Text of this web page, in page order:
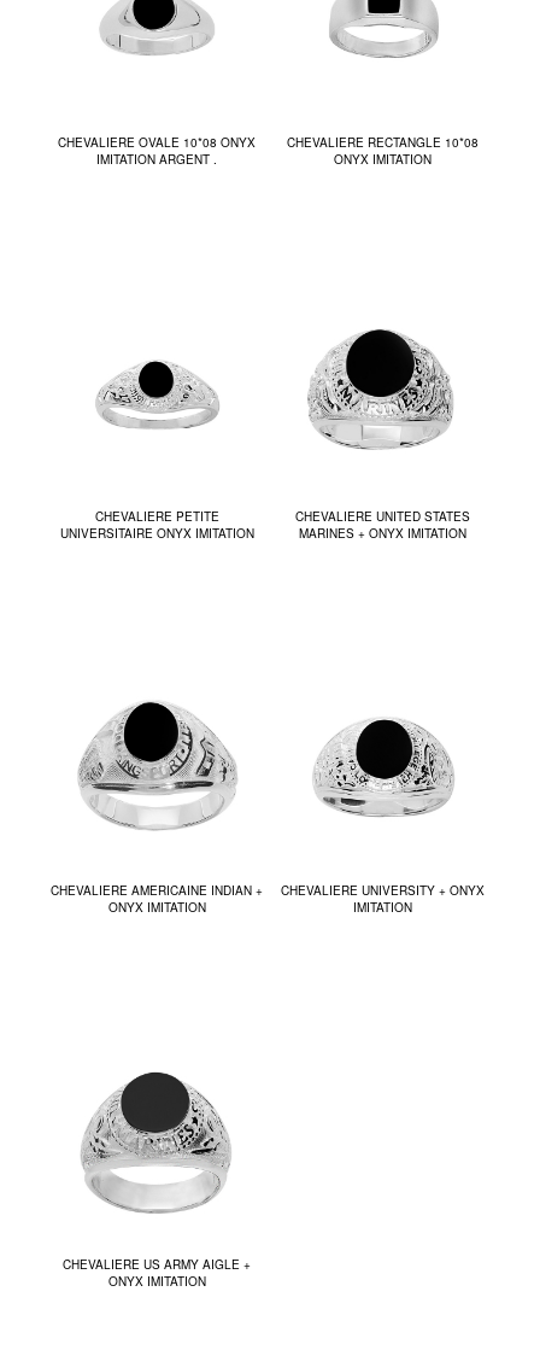
CHEVALIERE OVALE 10*08 ONYX
IMITATION ARGENT .
CHEVALIERE RECTANGLE 10*08
ONYX IMITATION
CHEVALIERE PETITE
UNIVERSITAIRE ONYX IMITATION
CHEVALIERE UNITED STATES
MARINES + ONYX IMITATION
CHEVALIERE AMERICAINE INDIAN +
ONYX IMITATION
CHEVALIERE UNIVERSITY + ONYX
IMITATION
CHEVALIERE US ARMY AIGLE +
ONYX IMITATION